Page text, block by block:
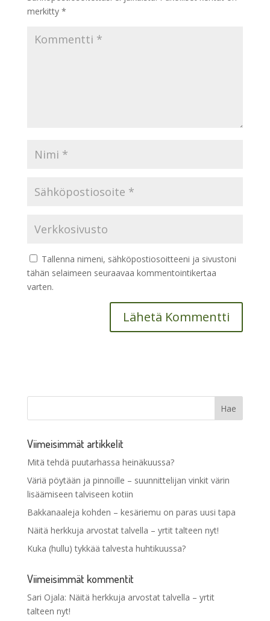
merkitty *
Tallenna nimeni, sähköpostiosoitteeni ja sivustoni
tähän selaimeen seuraavaa kommentointikertaa
varten.
Viimeisimmät artikkelit
Mitä tehdä puutarhassa heinäkuussa?
Väriä pöytään ja pinnoille – suunnittelijan vinkit värin
lisäämiseen talviseen kotiin
Bakkanaaleja kohden – kesäriemu on paras uusi tapa
Näitä herkkuja arvostat talvella – yrtit talteen nyt!
Kuka (hullu) tykkää talvesta huhtikuussa?
Viimeisimmät kommentit
Sari Ojala: Näitä herkkuja arvostat talvella – yrtit
talteen nyt!